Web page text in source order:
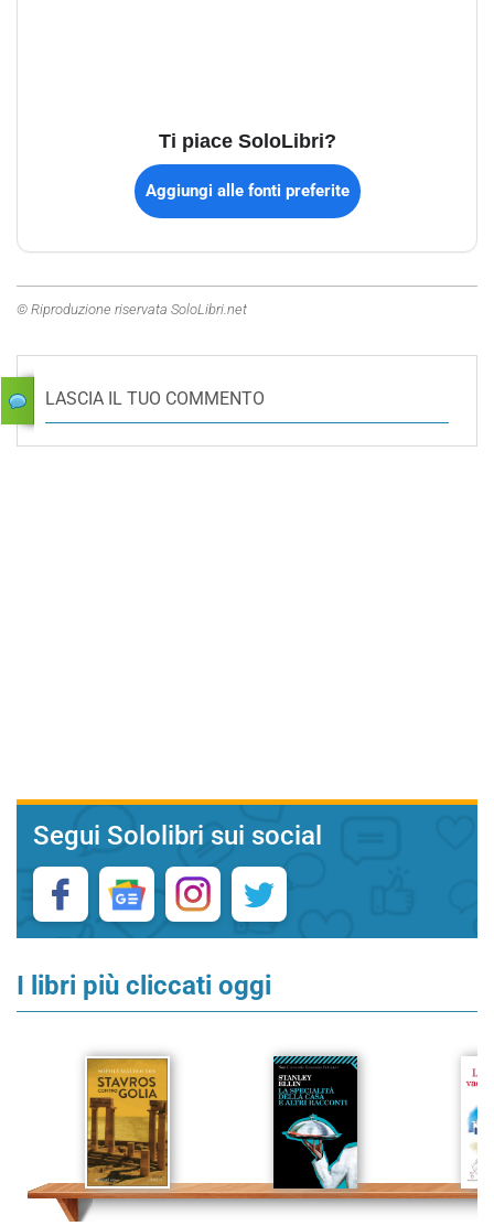
Ti piace SoloLibri?
Aggiungi alle fonti preferite
© Riproduzione riservata SoloLibri.net
LASCIA IL TUO COMMENTO
Segui Sololibri sui social
I libri più cliccati oggi